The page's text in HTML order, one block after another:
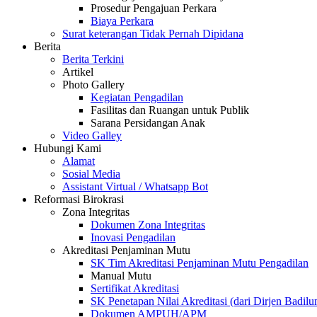
Prosedur Pengajuan Perkara
Biaya Perkara
Surat keterangan Tidak Pernah Dipidana
Berita
Berita Terkini
Artikel
Photo Gallery
Kegiatan Pengadilan
Fasilitas dan Ruangan untuk Publik
Sarana Persidangan Anak
Video Galley
Hubungi Kami
Alamat
Sosial Media
Assistant Virtual / Whatsapp Bot
Reformasi Birokrasi
Zona Integritas
Dokumen Zona Integritas
Inovasi Pengadilan
Akreditasi Penjaminan Mutu
SK Tim Akreditasi Penjaminan Mutu Pengadilan
Manual Mutu
Sertifikat Akreditasi
SK Penetapan Nilai Akreditasi (dari Dirjen
Dokumen AMPUH/APM